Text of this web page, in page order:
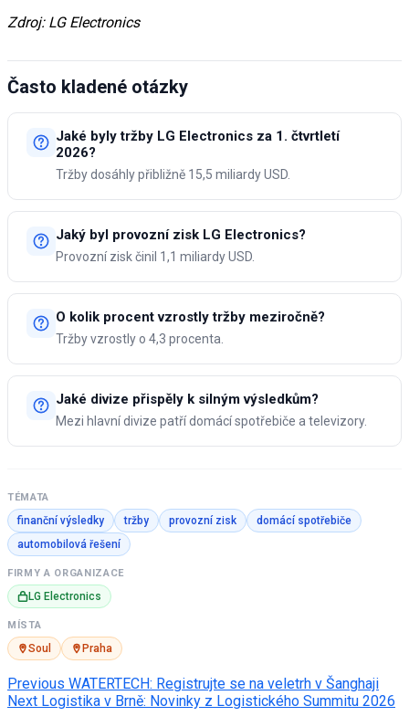
Zdroj: LG Electronics
Často kladené otázky
Jaké byly tržby LG Electronics za 1. čtvrtletí
2026?
Tržby dosáhly přibližně 15,5 miliardy USD.
Jaký byl provozní zisk LG Electronics?
Provozní zisk činil 1,1 miliardy USD.
O kolik procent vzrostly tržby meziročně?
Tržby vzrostly o 4,3 procenta.
Jaké divize přispěly k silným výsledkům?
Mezi hlavní divize patří domácí spotřebiče a televizory.
TÉMATA
finanční výsledky tržby provozní zisk
domácí spotřebiče
automobilová řešení
FIRMY A ORGANIZACE
LG Electronics
MÍSTA
Soul Praha
Post
navigation
Previous WATERTECH: Registrujte se na veletrh v Šanghaji
Next Logistika v Brně: Novinky z Logistického Summitu 2026